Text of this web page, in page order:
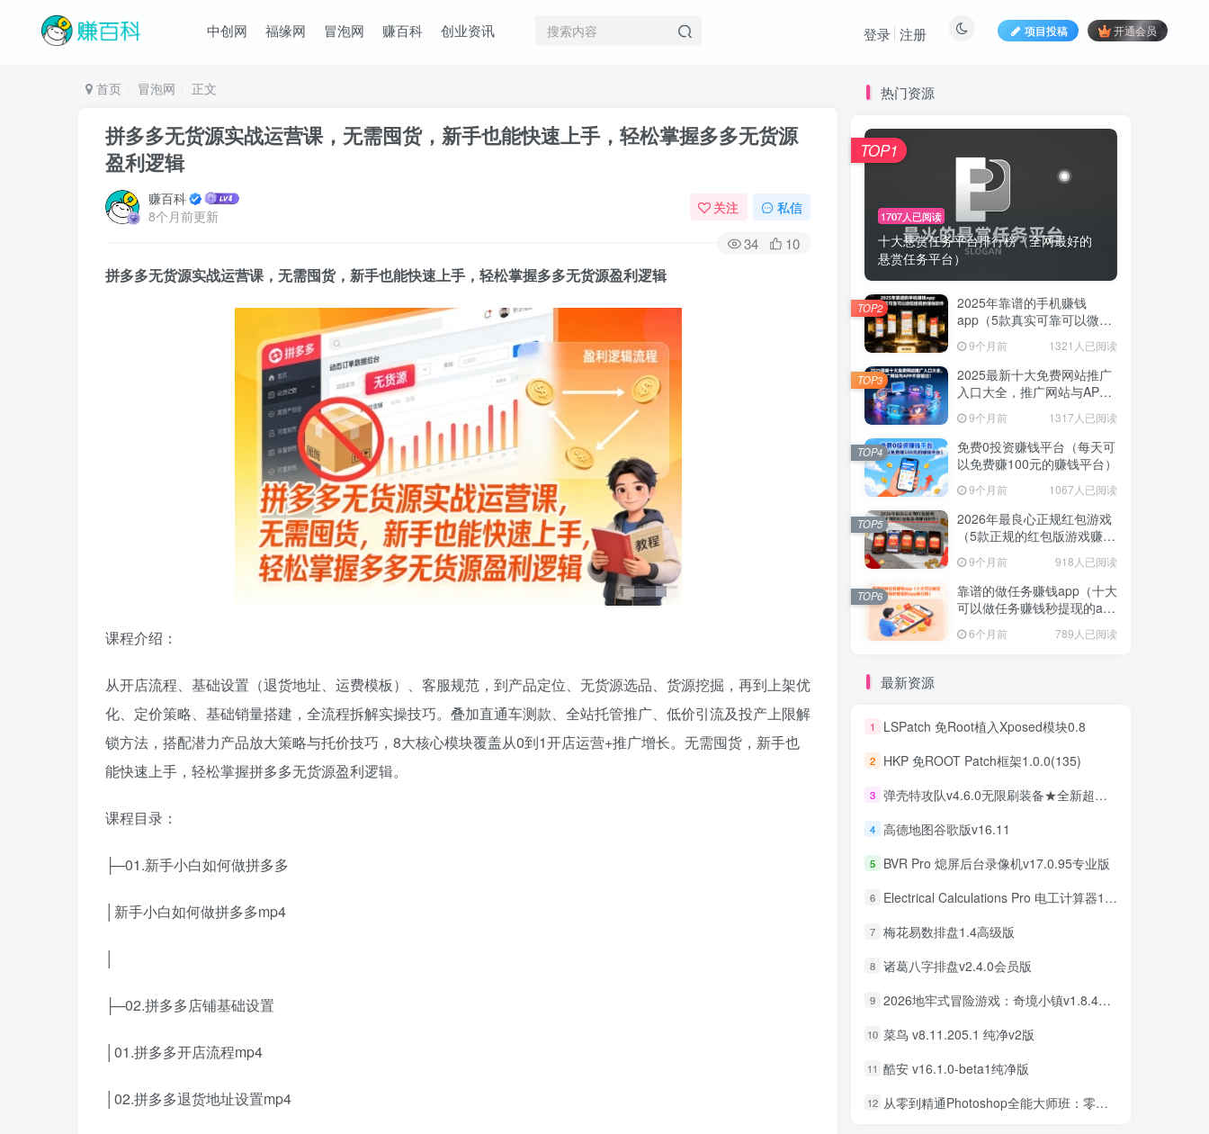
中创网 福缘网 冒泡网 赚百科 创业资讯 项目投稿 开通会员
登录 注册
首页 冒泡网 正文
拼多多无货源实战运营课，无需囤货，新手也能快速上手，轻松掌握多多无货源
盈利逻辑
赚百科
8个月前更新
关注 私信
34 10
拼多多无货源实战运营课，无需囤货，新手也能快速上手，轻松掌握多多无货源盈利逻辑
课程介绍：
从开店流程、基础设置（退货地址、运费模板）、客服规范，到产品定位、无货源选品、货源挖掘，再到上架优
化、定价策略、基础销量搭建，全流程拆解实操技巧。叠加直通车测款、全站托管推广、低价引流及投产上限解
锁方法，搭配潜力产品放大策略与托价技巧，8大核心模块覆盖从0到1开店运营+推广增长。无需囤货，新手也
能快速上手，轻松掌握拼多多无货源盈利逻辑。
课程目录：
├─01.新手小白如何做拼多多
│新手小白如何做拼多多mp4
├─02.拼多多店铺基础设置
│01.拼多多开店流程mp4
│02.拼多多退货地址设置mp4
热门资源
1707人已阅读
十大悬赏任务平台排行榜（全网最好的
悬赏任务平台）
TOP1
2025年靠谱的手机赚钱
app（5款真实可靠可以微信
9个月前 1321人已阅读
TOP2
2025最新十大免费网站推广
入口大全，推广网站与APP
9个月前 1317人已阅读
TOP3
免费0投资赚钱平台（每天可
以免费赚100元的赚钱平台）
9个月前 1067人已阅读
TOP4
2026年最良心正规红包游戏
（5款正规的红包版游戏赚钱
9个月前 918人已阅读
TOP5
靠谱的做任务赚钱app（十大
可以做任务赚钱秒提现的app
6个月前 789人已阅读
TOP6
最新资源
1 LSPatch 免Root植入Xposed模块0.8
2 HKP 免ROOT Patch框架1.0.0(135)
3 弹壳特攻队v4.6.0无限刷装备★全新超爽动作射击割草游戏
4 高德地图谷歌版v16.11
5 BVR Pro 熄屏后台录像机v17.0.95专业版
6 Electrical Calculations Pro 电工计算器11.0.5专业版
7 梅花易数排盘1.4高级版
8 诸葛八字排盘v2.4.0会员版
9 2026地牢式冒险游戏：奇境小镇v1.8.411完美版
10 菜鸟 v8.11.205.1 纯净v2版
11 酷安 v16.1.0-beta1纯净版
12 从零到精通Photoshop全能大师班：零基础学PS，直通商业设计变现
1707人已阅读
十大悬赏任务平台排行榜（全网最好的
悬赏任务平台）
TOP1
2025年靠谱的手机赚钱
app（5款真实可靠可以微信
提现的赚钱软件）
9个月前 1321人已阅读
TOP2
2025最新十大免费网站推广
入口大全，推广网站与APP
不容错过！
9个月前 1317人已阅读
TOP3
免费0投资赚钱平台（每天可
以免费赚100元的赚钱平台）
9个月前 1067人已阅读
TOP4
2026年最良心正规红包游戏
（5款正规的红包版游戏赚钱
软件）
9个月前 918人已阅读
TOP5
靠谱的做任务赚钱app（十大
可以做任务赚钱秒提现的app
排行榜）
6个月前 789人已阅读
TOP6
1 LSPatch 免Root植入Xposed模块0.8
2 HKP 免ROOT Patch框架1.0.0(135)
3 弹壳特攻队v4.6.0无限刷装备★全新超爽动作射击割草游戏
4 高德地图谷歌版v16.11
5 BVR Pro 熄屏后台录像机v17.0.95专业版
6 Electrical Calculations Pro 电工计算器11.0.5专业版
7 梅花易数排盘1.4高级版
8 诸葛八字排盘v2.4.0会员版
9 2026地牢式冒险游戏：奇境小镇v1.8.411完美版
10 菜鸟 v8.11.205.1 纯净v2版
11 酷安 v16.1.0-beta1纯净版
12 从零到精通Photoshop全能大师班：零基础学PS，直通商业设计变现